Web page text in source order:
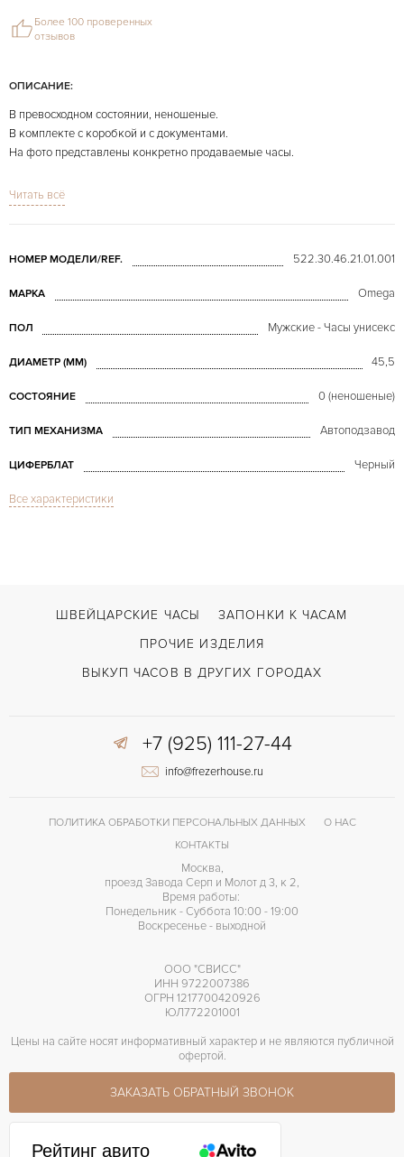
ОПИСАНИЕ:
В превосходном состоянии, неношеные.
В комплекте с коробкой и с документами.
На фото представлены конкретно продаваемые часы.
Все часы по Вашему пожеланию могут быть отполированы бесплатно.
Читать всё
НОМЕР МОДЕЛИ/REF. 522.30.46.21.01.001
МАРКА Omega
ПОЛ Мужские - Часы унисекс
ДИАМЕТР (MM) 45,5
СОСТОЯНИЕ 0 (неношеные)
ТИП МЕХАНИЗМА Автоподзавод
ЦИФЕРБЛАТ Черный
СТЕКЛО
ВОЗМОЖНОСТИ ДОСТАВКИ С документами, С футляром
Двойной сложности застежка
Все характеристики
Более 100 проверенных
отзывов
ШВЕЙЦАРСКИЕ ЧАСЫ
ЗАПОНКИ К ЧАСАМ
ПРОЧИЕ ИЗДЕЛИЯ
ВЫКУП ЧАСОВ В ДРУГИХ ГОРОДАХ
+7 (925) 111-27-44
info@frezerhouse.ru
ПОЛИТИКА ОБРАБОТКИ ПЕРСОНАЛЬНЫХ ДАННЫХ
О НАС
КОНТАКТЫ
Москва,
проезд Завода Серп и Молот д 3, к 2,
Время работы:
Понедельник - Суббота 10:00 - 19:00
Воскресенье - выходной
ООО "СВИСС"
ИНН 9722007386
ОГРН 1217700420926
ЮЛ772201001
Цены на сайте носят информативный характер и не являются публичной
офертой.
ЗАКАЗАТЬ ОБРАТНЫЙ ЗВОНОК
Рейтинг авито